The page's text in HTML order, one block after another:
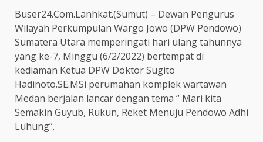
Buser24.Com.Lanhkat.(Sumut) – Dewan Pengurus
Wilayah Perkumpulan Wargo Jowo (DPW Pendowo)
Sumatera Utara memperingati hari ulang tahunnya
yang ke-7, Minggu (6/2/2022) bertempat di
kediaman Ketua DPW Doktor Sugito
Hadinoto.SE.MSi perumahan komplek wartawan
Medan berjalan lancar dengan tema “ Mari kita
Semakin Guyub, Rukun, Reket Menuju Pendowo Adhi
Luhung”.